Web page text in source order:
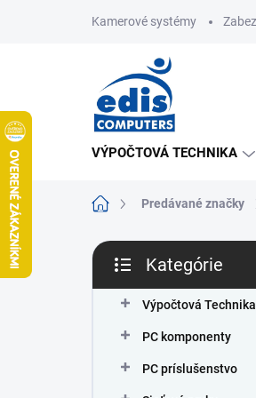
Kamerové systémy
VÝPOČTOVÁ TECHNIKA
DomovPredávané značky
B
č
kategórie
Kategórie
Výpočtová Technika
PC komponenty
PC príslušenstvo